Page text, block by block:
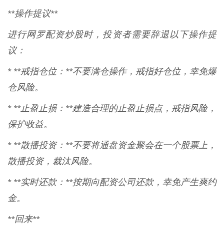
**操作提议**
进行网罗配资炒股时，投资者需要辞退以下操作提
议：
* **戒指仓位：**不要满仓操作，戒指好仓位，幸免爆
仓风险。
* **止盈止损：**建造合理的止盈止损点，戒指风险，
保护收益。
* **散播投资：**不要将通盘资金聚会在一个股票上，
散播投资，裁汰风险。
* **实时还款：**按期向配资公司还款，幸免产生爽约
金。
**回来**